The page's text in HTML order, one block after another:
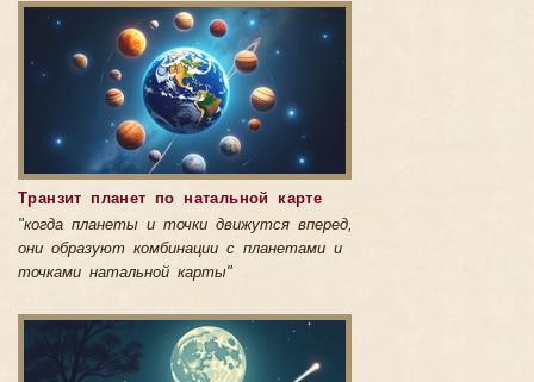
Транзит планет по натальной карте
"когда планеты и точки движутся вперед,
они образуют комбинации с планетами и
точками натальной карты"